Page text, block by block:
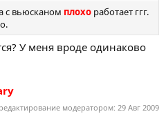
с вьюсканом плохо работает ггг.
У меня вроде одинаково
модератором: 29 Авг 2009